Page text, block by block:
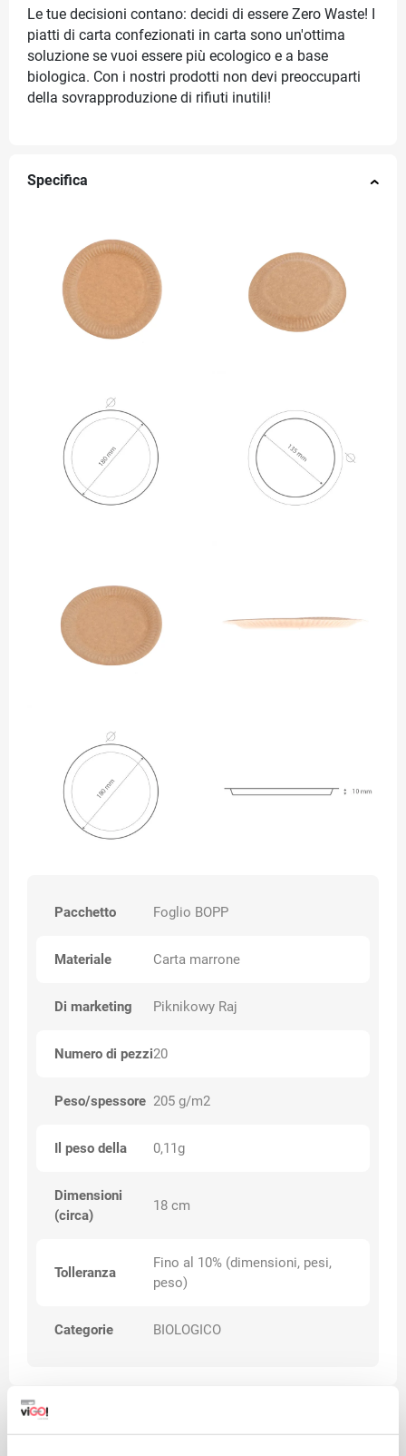
Le tue decisioni contano: decidi di essere Zero Waste! I
piatti di carta confezionati in carta sono un'ottima
soluzione se vuoi essere più ecologico e a base
biologica. Con i nostri prodotti non devi preoccuparti
della sovrapproduzione di rifiuti inutili!
Specifica
Pacchetto Foglio BOPP
Materiale Carta marrone
Di marketing Piknikowy Raj
Numero di pezzi20
Peso/spessore 205 g/m2
Il peso della 0,11g
Dimensioni
(circa)
18 cm
Tolleranza
Fino al 10% (dimensioni, pesi,
peso)
Categorie BIOLOGICO
Avvertenze